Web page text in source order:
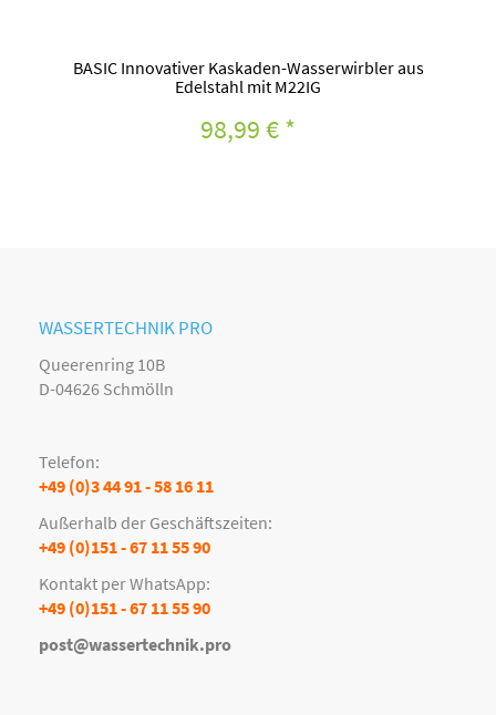
BASIC Innovativer Kaskaden-Wasserwirbler aus
Edelstahl mit M22IG
98,99 €*
WASSERTECHNIK PRO
Queerenring 10B
D-04626 Schmölln
Telefon:
+49 (0)3 44 91 - 58 16 11
Außerhalb der Geschäftszeiten:
+49 (0)151 - 67 11 55 90
Kontakt per WhatsApp:
+49 (0)151 - 67 11 55 90
post@wassertechnik.pro